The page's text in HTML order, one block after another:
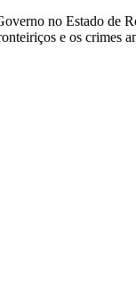
no Estado de
e os crimes